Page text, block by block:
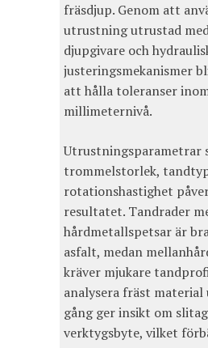
fräsdjup. Genom att
utrustning utrustad
djupgivare och
justeringsmekanismer
att hålla toleranser
millimeternivå.
Utrustningsparametrar
trommelstorlek,
rotationshastighet
resultatet. Tandrader
hårdmetallspetsar är
asfalt, medan
kräver mjukare
analysera fräst
gång ger insikt om
verktygsbyte, vilket